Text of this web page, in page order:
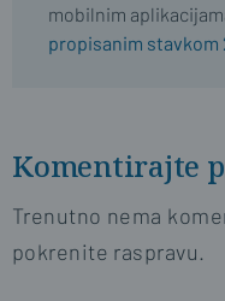
mobilnim
propisanim stavkom
Komentirajte
Trenutno nema
pokrenite raspravu.